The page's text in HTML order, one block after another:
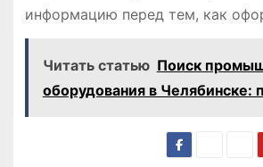
информацию перед тем, как
Читать статью Поиск
оборудования в Челябинске: